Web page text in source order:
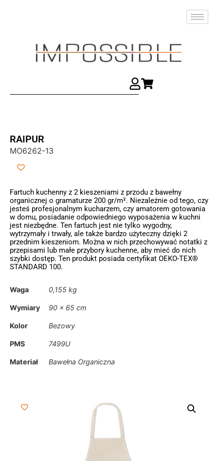
RAIPUR
MO6262-13
Fartuch kuchenny z 2 kieszeniami z przodu z bawełny
organicznej o gramaturze 200 gr/m². Niezależnie od tego, czy
jesteś profesjonalnym kucharzem, czy amatorem gotowania
w domu, posiadanie odpowiedniego wyposażenia w kuchni
jest niezbędne. Ten fartuch jest nie tylko wygodny,
wytrzymały i trwały, ale także bardzo użyteczny dzięki 2
przednim kieszeniom. Można w nich przechowywać notatki z
przepisami lub małe przybory kuchenne, aby mieć do nich
szybki dostęp. Ten produkt posiada certyfikat OEKO-TEX®
STANDARD 100.
Waga 0,155 kg
Wymiary 90 × 65 cm
Kolor Bezowy
PMS 7499U
Materiał Bawełna Organiczna